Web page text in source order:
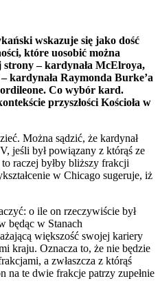
wskazuje się jako dość
które uosobić można
– kardynała McElroya,
kardynała Raymonda Burke’a
Co wybór kard.
przyszłości Kościoła w
Można sądzić, że kardynał
jeśli był powiązany z którąś ze
raczej byłby bliższy frakcji
w Chicago sugeruje, iż
o ile on rzeczywiście był
będąc w Stanach
większość swojej kariery
kraju. Oznacza to, że nie będzie
a zwłaszcza z którąś
na te dwie frakcje patrzy zupełnie